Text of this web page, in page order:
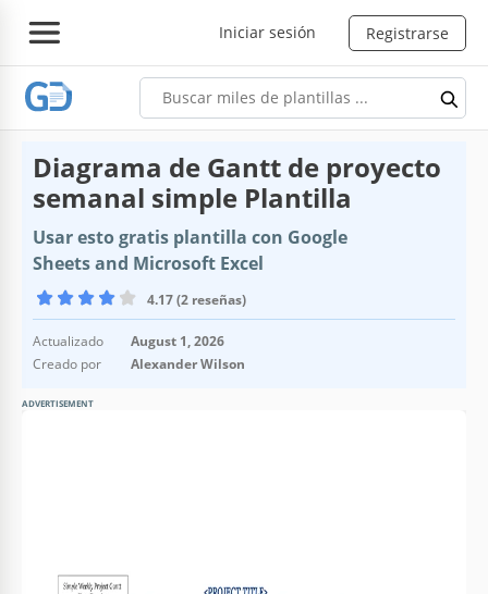
Iniciar sesión Registrarse
Diagrama de Gantt de proyecto
semanal simple Plantilla
Usar esto gratis plantilla con Google
Sheets and Microsoft Excel
4.17 (2 reseñas)
Actualizado
August 1, 2026
Creado por
Alexander Wilson
ADVERTISEMENT